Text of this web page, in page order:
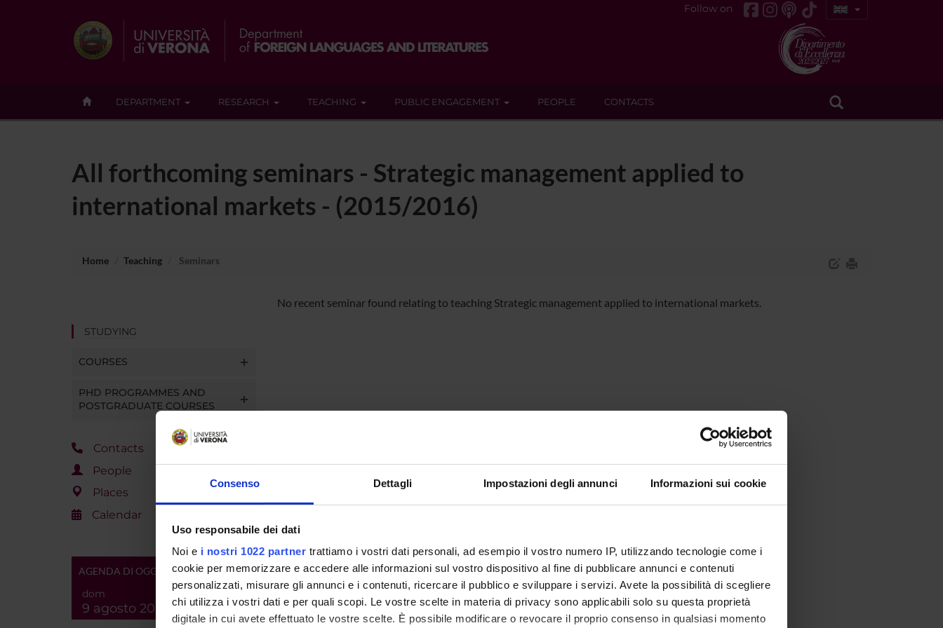
Consenso Dettagli Impostazioni degli annunci Informazioni sui cookie
Uso responsabile dei dati
Noi e i nostri 1022 partner trattiamo i vostri dati personali, ad esempio il vostro numero IP, utilizzando tecnologie come i
cookie per memorizzare e accedere alle informazioni sul vostro dispositivo al fine di pubblicare annunci e contenuti
personalizzati, misurare gli annunci e i contenuti, ricercare il pubblico e sviluppare i servizi. Avete la possibilità di scegliere
chi utilizza i vostri dati e per quali scopi. Le vostre scelte in materia di privacy sono applicabili solo su questa proprietà
digitale in cui avete effettuato le vostre scelte. È possibile modificare o revocare il proprio consenso in qualsiasi momento
Follow on
DEPARTMENT RESEARCH TEACHING PUBLIC ENGAGEMENT PEOPLE CONTACTS
All forthcoming seminars - Strategic management applied to
international markets - (2015/2016)
Home Teaching Seminars
STUDYING
COURSES
PHD PROGRAMMES AND
POSTGRADUATE COURSES
Contacts
People
Places
Calendar
AGENDA DI OGGI
dom
9 agosto 2026
No recent seminar found relating to teaching Strategic management applied to international markets.